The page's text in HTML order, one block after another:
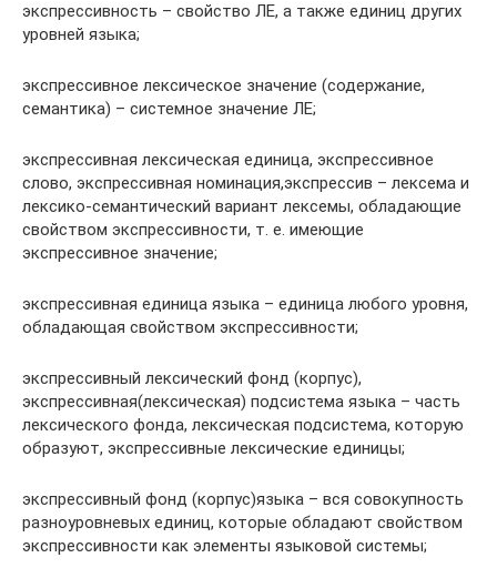
экспрессивность – свойство ЛЕ, а также единиц других
уровней языка;
экспрессивное лексическое значение (содержание,
семантика) – системное значение ЛЕ;
экспрессивная лексическая единица, экспрессивное
слово, экспрессивная номинация,экспрессив – лексема и
лексико-семантический вариант лексемы, обладающие
свойством экспрессивности, т. е. имеющие
экспрессивное значение;
экспрессивная единица языка – единица любого уровня,
обладающая свойством экспрессивности;
экспрессивный лексический фонд (корпус),
экспрессивная(лексическая) подсистема языка – часть
лексического фонда, лексическая подсистема, которую
образуют, экспрессивные лексические единицы;
экспрессивный фонд (корпус)языка – вся совокупность
разноуровневых единиц, которые обладают свойством
экспрессивности как элементы языковой системы;